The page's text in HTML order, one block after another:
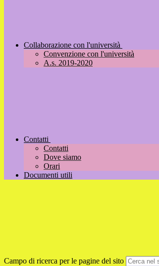
Collaborazione con l'università
Convenzione con l'università
A.s. 2019-2020
Contatti
Contatti
Dove siamo
Orari
Documenti utili
Campo di ricerca per le pagine del sito